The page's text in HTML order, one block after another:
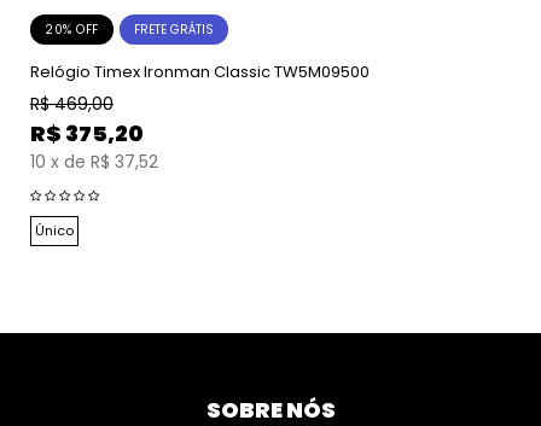
20% OFF FRETE GRÁTIS
Relógio Timex Ironman Classic TW5M09500
R$ 469,00
R$ 375,20
10 x de R$ 37,52
Único
SOBRE NÓS